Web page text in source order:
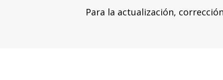
Para la actualización,